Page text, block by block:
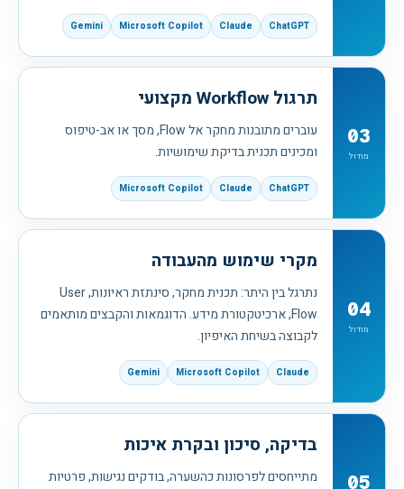
ChatGPT
Claude
Microsoft Copilot
Gemini
03
מודול
תרגול Workflow מקצועי
עוברים מתובנות מחקר אל Flow, מסך או אב-טיפוס
ומכינים תכנית בדיקת שימושיות.
ChatGPT
Claude
Microsoft Copilot
04
מודול
מקרי שימוש מהעבודה
נתרגל בין היתר: תכנית מחקר, סינתזת ראיונות, User
Flow, ארכיטקטורת מידע. הדוגמאות והקבצים מותאמים
לקבוצה בשיחת האיפיון.
Claude
Microsoft Copilot
Gemini
05
בדיקה, סיכון ובקרת איכות
מתייחסים לפרסונות כהשערה, בודקים נגישות, פרטיות